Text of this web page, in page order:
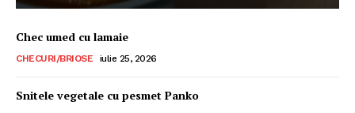
Chec umed cu lamaie
CHECURI/BRIOSE iulie 25, 2026
Snitele vegetale cu pesmet Panko